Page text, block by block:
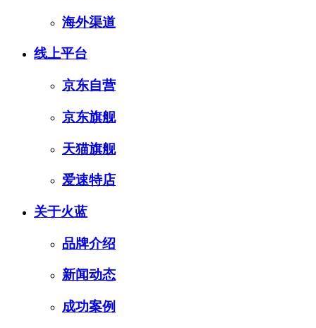
海外渠道
线上平台
京东自营
京东旗舰
天猫旗舰
爱速特店
关于火蓝
品牌介绍
新闻动态
成功案例